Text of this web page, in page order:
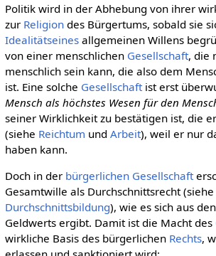
Politik wird in der Abhebung von ihrer
zur Religiondes Bürgertums, sobald sie
Idealitätseinesallgemeinen Willens
von einer menschlichen Gesellschaft, die
menschlich sein kann, die also dem
ist. Eine solche Gesellschaftist erst
Mensch als höchstes Wesen für den
seiner Wirklichkeit zu bestätigen ist, die
(siehe Reichtum und Arbeit), weil er nur
haben kann.
Doch in der bürgerlichen Gesellschaft
Gesamtwille als Durchschnittsrecht
Durchschnittsbildung), wie es sich aus
Geldwerts ergibt. Damit ist die Macht des
wirkliche Basis des bürgerlichen Rechts,